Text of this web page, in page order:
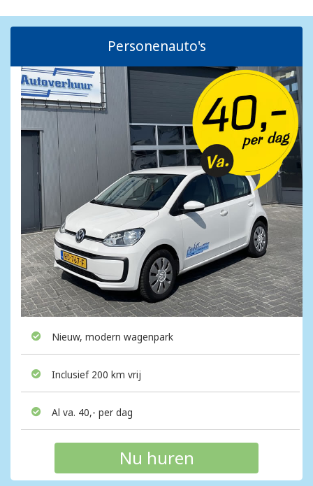
Personenauto's
Nieuw, modern wagenpark
Inclusief 200 km vrij
Al va. 40,- per dag
Nu huren